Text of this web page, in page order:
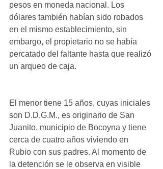
pesos en moneda nacional. Los
dólares también habían sido robados
en el mismo establecimiento, sin
embargo, el propietario no se había
percatado del faltante hasta que realizó
un arqueo de caja.
El menor tiene 15 años, cuyas iniciales
son D.D.G.M., es originario de San
Juanito, municipio de Bocoyna y tiene
cerca de cuatro años viviendo en
Rubio con sus padres. Al momento de
la detención se le observa en visible